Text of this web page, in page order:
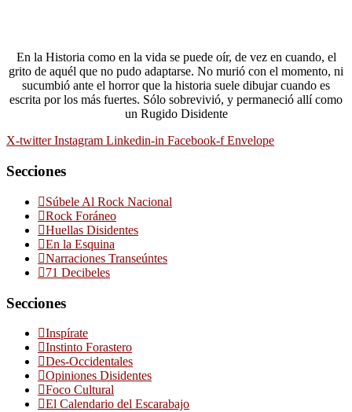
En la Historia como en la vida se puede oír, de vez en cuando, el
grito de aquél que no pudo adaptarse. No murió con el momento, ni
sucumbió ante el horror que la historia suele dibujar cuando es
escrita por los más fuertes. Sólo sobrevivió, y permaneció allí como
un Rugido Disidente
X-twitter Instagram Linkedin-in Facebook-f Envelope
Secciones
Súbele Al Rock Nacional
Rock Foráneo
Huellas Disidentes
En la Esquina
Narraciones Transeúntes
71 Decibeles
Secciones
Inspírate
Instinto Forastero
Des-Occidentales
Opiniones Disidentes
Foco Cultural
El Calendario del Escarabajo